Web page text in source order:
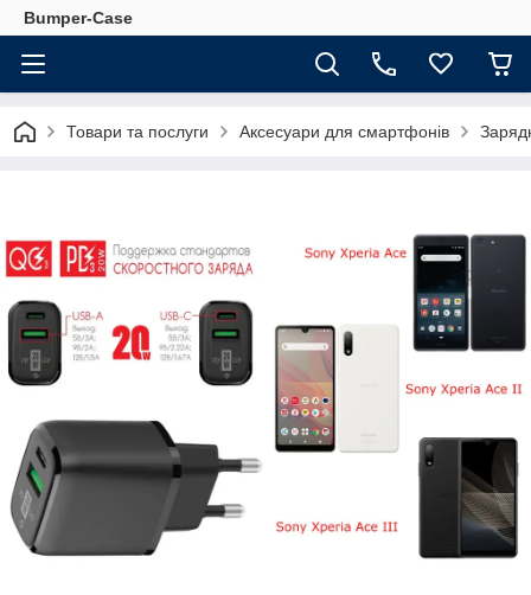
Bumper-Case
Товари та послуги Аксесуари для смартфонів